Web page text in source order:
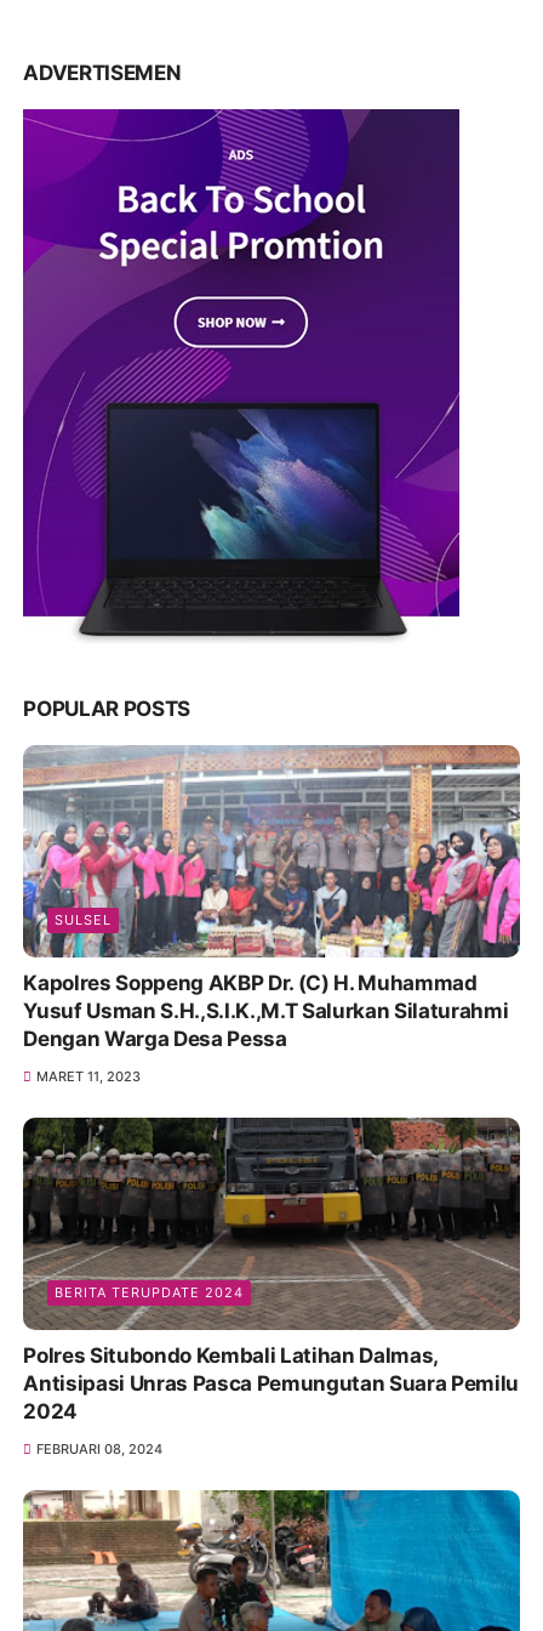
ADVERTISEMEN
POPULAR POSTS
SULSEL
Kapolres Soppeng AKBP Dr. (C) H. Muhammad
Yusuf Usman S.H.,S.I.K.,M.T Salurkan Silaturahmi
Dengan Warga Desa Pessa
MARET 11, 2023
BERITA TERUPDATE 2024
Polres Situbondo Kembali Latihan Dalmas,
Antisipasi Unras Pasca Pemungutan Suara Pemilu
2024
FEBRUARI 08, 2024